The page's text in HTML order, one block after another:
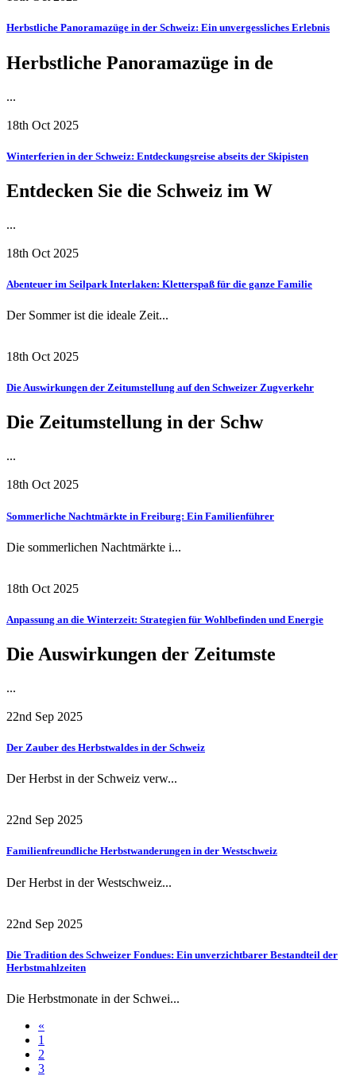
Herbstliche Panoramazüge in der Schweiz: Ein unvergessliches Erlebnis
Herbstliche Panoramazüge in de
...
18th Oct 2025
Winterferien in der Schweiz: Entdeckungsreise abseits der Skipisten
Entdecken Sie die Schweiz im W
...
18th Oct 2025
Abenteuer im Seilpark Interlaken: Kletterspaß für die ganze Familie
Der Sommer ist die ideale Zeit...
18th Oct 2025
Die Auswirkungen der Zeitumstellung auf den Schweizer Zugverkehr
Die Zeitumstellung in der Schw
...
18th Oct 2025
Sommerliche Nachtmärkte in Freiburg: Ein Familienführer
Die sommerlichen Nachtmärkte i...
18th Oct 2025
Anpassung an die Winterzeit: Strategien für Wohlbefinden und Energie
Die Auswirkungen der Zeitumste
...
22nd Sep 2025
Der Zauber des Herbstwaldes in der Schweiz
Der Herbst in der Schweiz verw...
22nd Sep 2025
Familienfreundliche Herbstwanderungen in der Westschweiz
Der Herbst in der Westschweiz...
22nd Sep 2025
Die Tradition des Schweizer Fondues: Ein unverzichtbarer Bestandteil der
Herbstmahlzeiten
Die Herbstmonate in der Schwei...
«
1
2
3